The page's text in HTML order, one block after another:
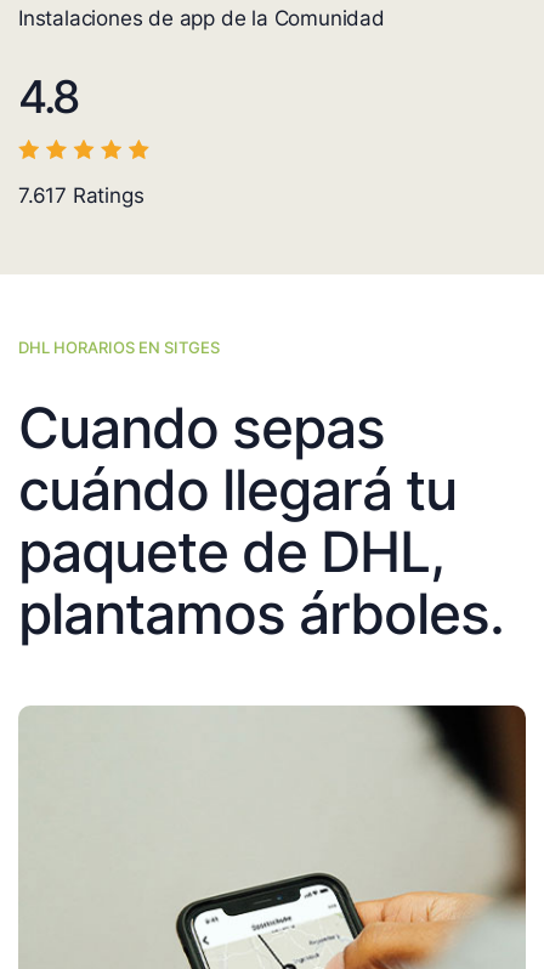
Instalaciones de app de la Comunidad
4.8
7.617 Ratings
DHL HORARIOS EN SITGES
Cuando sepas
cuándo llegará tu
paquete de DHL,
plantamos árboles.